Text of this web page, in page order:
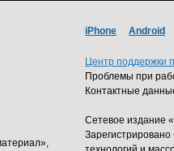
iPhone Android
Центр поддержки
Проблемы при
Контактные
Сетевое издание